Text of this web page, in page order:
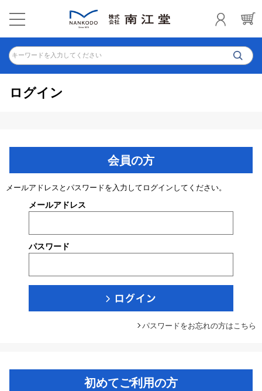
キーワードを入力してください
ログイン
会員の方
メールアドレスとパスワードを入力してログインしてください。
メールアドレス
パスワード
パスワードをお忘れの方はこちら
初めてご利用の方